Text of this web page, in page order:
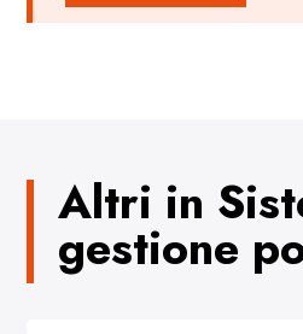
Altri in
gestione